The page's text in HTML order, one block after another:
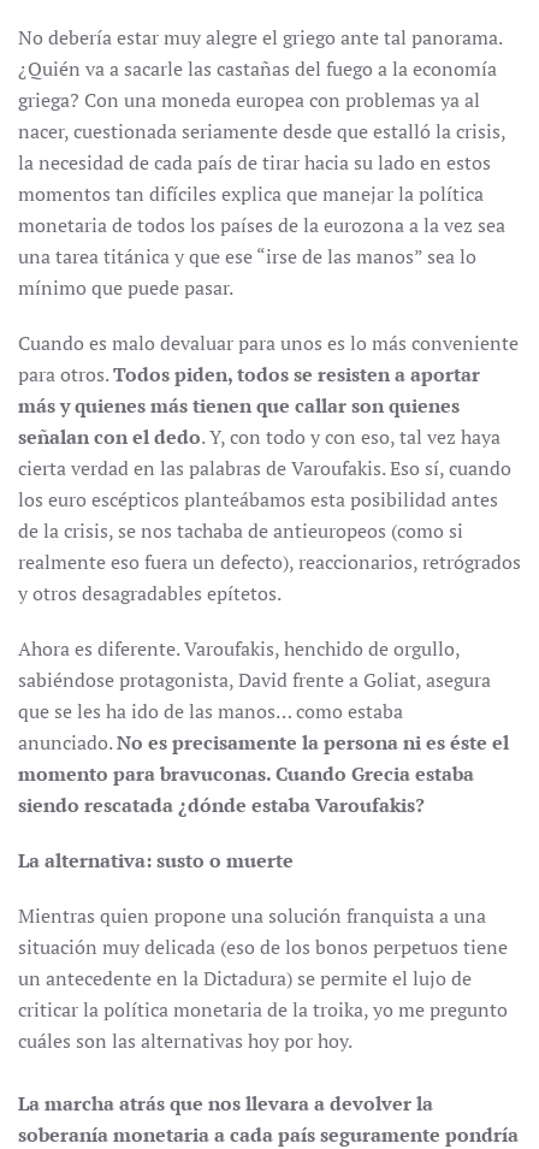
No debería estar muy alegre el griego ante tal panorama.
¿Quién va a sacarle las castañas del fuego a la economía
griega? Con una moneda europea con problemas ya al
nacer, cuestionada seriamente desde que estalló la crisis,
la necesidad de cada país de tirar hacia su lado en estos
momentos tan difíciles explica que manejar la política
monetaria de todos los países de la eurozona a la vez sea
una tarea titánica y que ese “irse de las manos” sea lo
mínimo que puede pasar.
Cuando es malo devaluar para unos es lo más conveniente
para otros.Todos piden, todos se resisten a aportar
más y quienes más tienen que callar son quienes
señalan con el dedo. Y, con todo y con eso, tal vez haya
cierta verdad en las palabras de Varoufakis. Eso sí, cuando
los euro escépticos planteábamos esta posibilidad antes
de la crisis, se nos tachaba de antieuropeos (como si
realmente eso fuera un defecto), reaccionarios, retrógrados
y otros desagradables epítetos.
Ahora es diferente. Varoufakis, henchido de orgullo,
sabiéndose protagonista, David frente a Goliat, asegura
que se les ha ido de las manos… como estaba
anunciado.No es precisamente la persona ni eséste el
momento para bravuconas. Cuando Grecia estaba
siendo rescatada ¿dónde estaba Varoufakis?
La alternativa: susto o muerte
Mientras quien propone una solución franquista a una
situación muy delicada (eso de los bonos perpetuos tiene
un antecedente en la Dictadura) se permite el lujo de
criticar la política monetaria de la troika, yo me pregunto
cuáles son las alternativas hoy por hoy.
La marcha atrás que nos llevara a devolver la
soberanía monetaria a cada país seguramente pondría